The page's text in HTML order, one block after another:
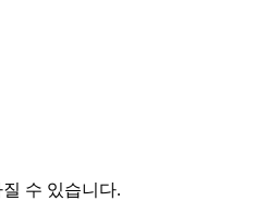
수 있습니다.